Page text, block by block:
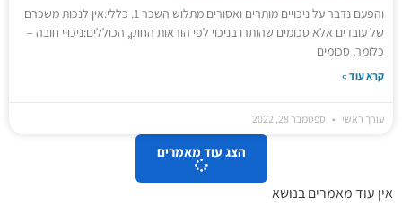
והפעם נדבר על ניכויים מותרים ואסורים מתלוש השכר 1. כללי:אין לנכות משכרם
של עובדים אלא סכומים שהותרו בניכוי לפי הוראות החוק, הכוללים:ניכויי חובה –
כלומר, סכומים
קרא עוד »
עורך ראשי ספטמבר 28, 2022
הצג עוד מאמרים
אין עוד מאמרים בנושא